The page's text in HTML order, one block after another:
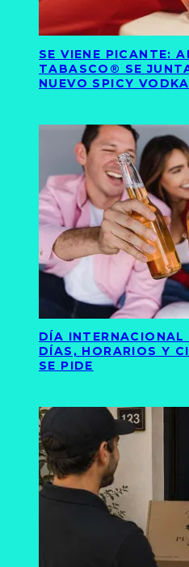
SE VIENE PICANTE:
TABASCO® SE
NUEVO SPICY VODKA
DÍA INTERNACIONAL
DÍAS, HORARIOS Y
SE PIDE